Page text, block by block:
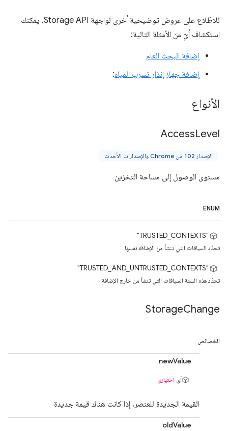
للاطّلاع على عروض توضيحية أخرى لواجهة Storage API، يمكنك
استكشاف أيّ من الأمثلة التالية:
إضافة البحث العام
إضافة جهاز إنذار تسرب المياه:
الأنواع
AccessLevel
الإصدار 102 من Chrome والإصدارات الأحدث
مستوى الوصول إلى مساحة التخزين
ENUM
‫"TRUSTED_CONTEXTS"
تحدّد السياقات التي تنشأ من الإضافة نفسها.
"TRUSTED_AND_UNTRUSTED_CONTEXTS"
تحدّد هذه السمة السياقات التي تنشأ من خارج الإضافة.
StorageChange
الخصائص
newValue
أي اختياري
القيمة الجديدة للعنصر، إذا كانت هناك قيمة جديدة
oldValue